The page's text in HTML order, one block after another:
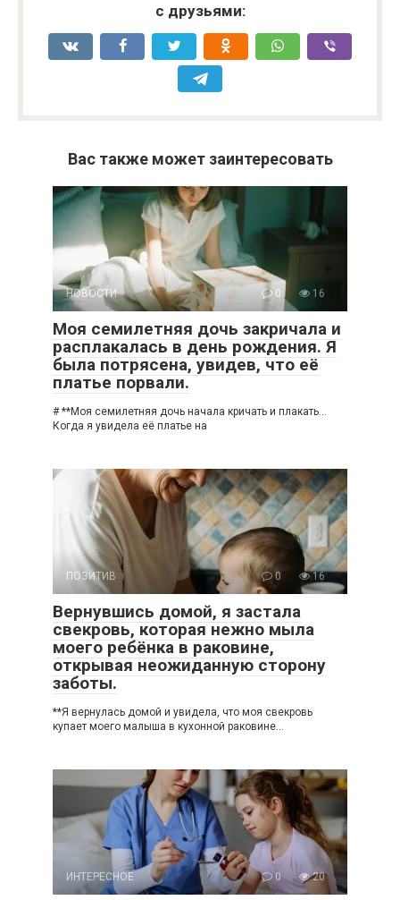
с друзьями:
Вас также может заинтересовать
НОВОСТИ 0 16
Моя семилетняя дочь закричала и
расплакалась в день рождения. Я
была потрясена, увидев, что её
платье порвали.
# **Моя семилетняя дочь начала кричать и плакать…
Когда я увидела её платье на
ПОЗИТИВ 0 16
Вернувшись домой, я застала
свекровь, которая нежно мыла
моего ребёнка в раковине,
открывая неожиданную сторону
заботы.
**Я вернулась домой и увидела, что моя свекровь
купает моего малыша в кухонной раковине…
ИНТЕРЕСНОЕ 0 20